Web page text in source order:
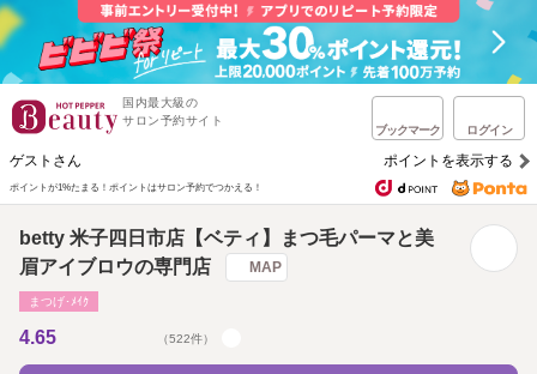
国内最大級の
サロン予約サイト
ブックマーク ログイン
ゲストさん ポイントを表示する
ポイントが1%たまる！ ポイントはサロン予約でつかえる！
betty 米子四日市店【ベティ】まつ毛パーマと美
眉アイブロウの専門店
MAP
まつげ･ﾒｲｸ
4.65 （522件）